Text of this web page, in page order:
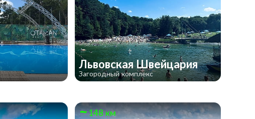
Львовская Швейцария
Загородный комплекс
148 км